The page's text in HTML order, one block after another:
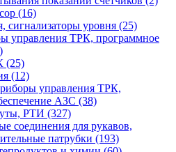
(16)
сигнализаторы уровня (25)
управления ТРК, программное
(25)
(12)
управления ТРК,
АЗС (38)
РТИ (327)
соединения для рукавов,
патрубки (193)